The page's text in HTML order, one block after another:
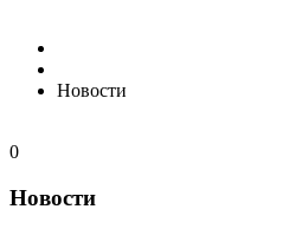
Новости
0
Новости